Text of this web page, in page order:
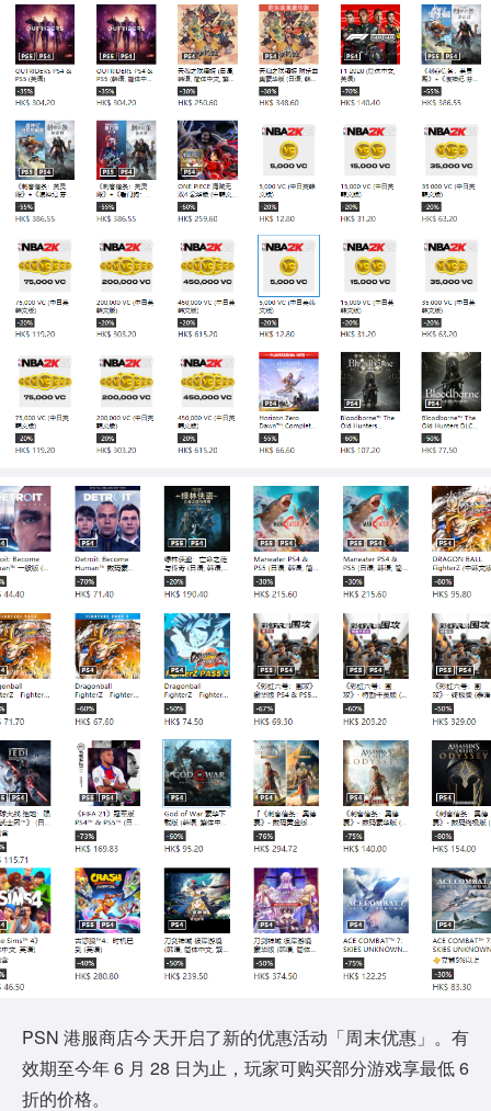
PSN 港服商店今天开启了新的优惠活动「周末优惠」。有
效期至今年 6 月 28 日为止，玩家可购买部分游戏享最低 6
折的价格。